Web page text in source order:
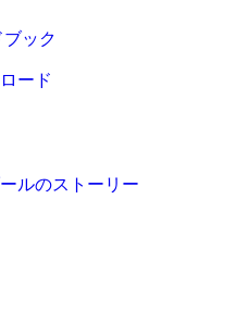
ック
ード
ルのストーリー